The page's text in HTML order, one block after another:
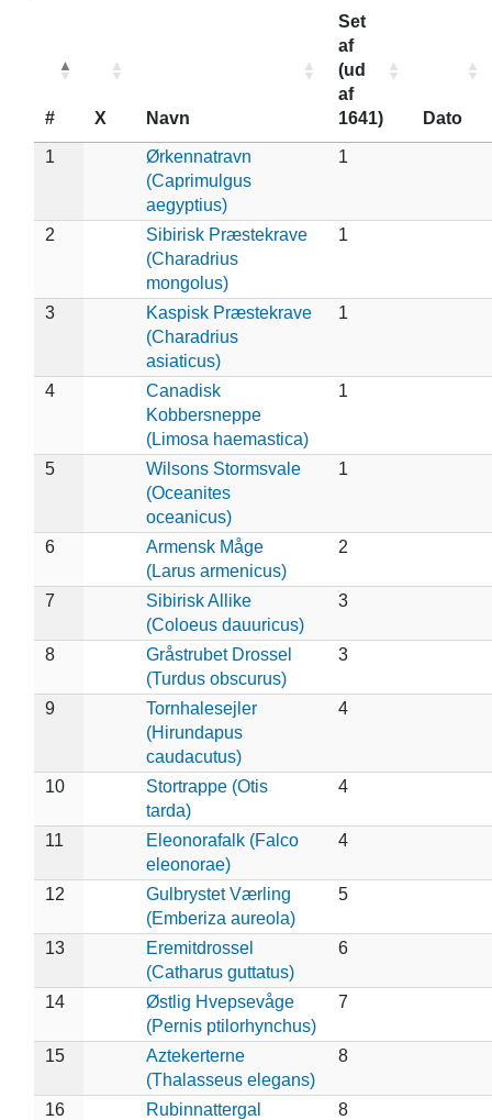
# X Navn
Set
af
(ud
af
1641)
Dato
1
Ørkennatravn
(Caprimulgus
aegyptius)
1
2
Sibirisk Præstekrave
(Charadrius
mongolus)
1
3
Kaspisk Præstekrave
(Charadrius
asiaticus)
1
4
Canadisk
Kobbersneppe
(Limosa haemastica)
1
5
Wilsons Stormsvale
(Oceanites
oceanicus)
1
6
Armensk Måge
(Larus armenicus)
2
7
Sibirisk Allike
(Coloeus dauuricus)
3
8
Gråstrubet Drossel
(Turdus obscurus)
3
9
Tornhalesejler
(Hirundapus
caudacutus)
4
10
Stortrappe (Otis
tarda)
4
11
Eleonorafalk (Falco
eleonorae)
4
12
Gulbrystet Værling
(Emberiza aureola)
5
13
Eremitdrossel
(Catharus guttatus)
6
14
Østlig Hvepsevåge
(Pernis ptilorhynchus)
7
15
Aztekerterne
(Thalasseus elegans)
8
16
Rubinnattergal
8